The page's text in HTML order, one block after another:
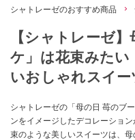
シャトレーゼのおすすめ商品
【シャトレーゼ
ケ」は花束みたい
いおしゃれスイー
シャトレーゼの「母の日 苺のブ
ンをイメージしたデコレーショ
束のような美しいスイーツは、